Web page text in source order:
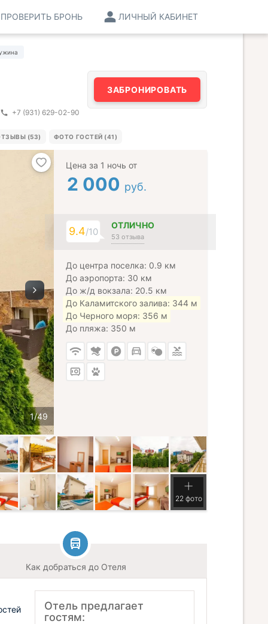
ЛИЧНЫЙ КАБИНЕТ
ПРОВЕРИТЬ БРОНЬ
+7 (931) 629-02-90
ЗАБРОНИРОВАТЬ
(53) ФОТО ГОСТЕЙ (41)
Цена за 1 ночь от
2 000 руб.
9.4/10
ОТЛИЧНО
53 отзыва
До центра поселка: 0.9 км
До аэропорта: 30 км
До ж/д вокзала: 20.5 км
До Каламитского залива: 344 м
До Черного моря: 356 м
До пляжа: 350 м
22 фото
Как добраться до Отеля
Отель предлагает
гостям: